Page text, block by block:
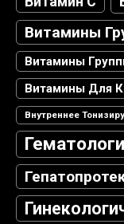
Витамины
Витамины
Витамины Для
Внутреннее